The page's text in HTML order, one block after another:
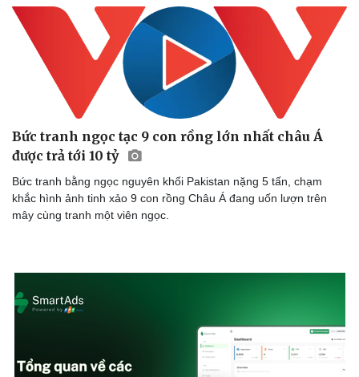
Bức tranh ngọc tạc 9 con rồng lớn nhất châu Á
được trả tới 10 tỷ
Bức tranh bằng ngọc nguyên khối Pakistan nặng 5 tấn, chạm
khắc hình ảnh tinh xảo 9 con rồng Châu Á đang uốn lượn trên
mây cùng tranh một viên ngọc.